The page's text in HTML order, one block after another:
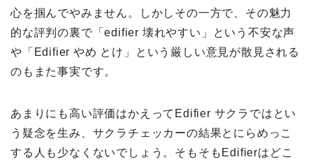
心を掴んでやみません。しかしその一方で、その魅力
的な評判の裏で「edifier 壊れやすい」という不安な声
や「Edifier やめ とけ」という厳しい意見が散見される
のもまた事実です。
あまりにも高い評価はかえってEdifier サクラではとい
う疑念を生み、サクラチェッカーの結果とにらめっこ
する人も少なくないでしょう。そもそもEdifierはどこ